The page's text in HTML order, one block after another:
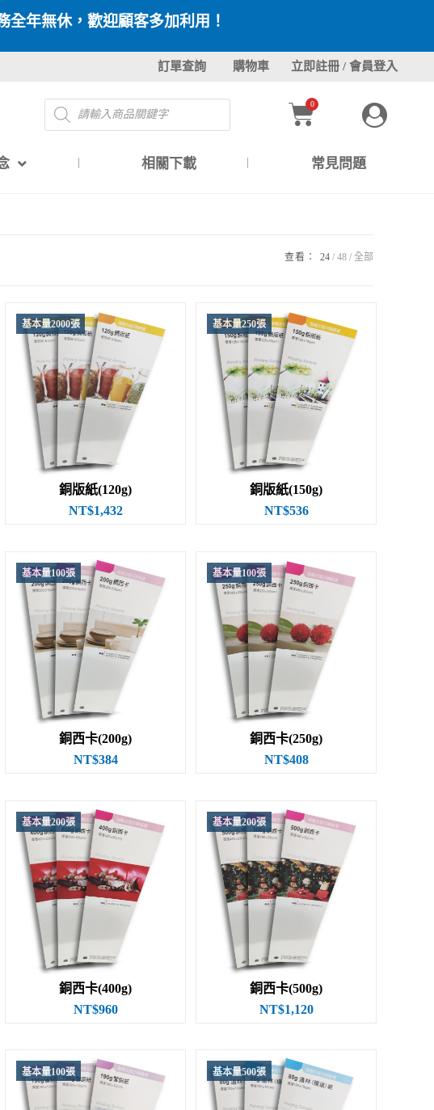
年無休，歡迎顧客多加利用！
訂單查詢 購物車 立即註冊 / 會員登入
0
相關下載 常見問題
查看： 24 48 全部
基本量2000張
銅版紙(120g)
NT$1,432
基本量250張
銅版紙(150g)
NT$536
基本量100張
銅西卡(200g)
NT$384
基本量100張
銅西卡(250g)
NT$408
基本量200張
銅西卡(400g)
NT$960
基本量200張
銅西卡(500g)
NT$1,120
基本量100張 基本量500張